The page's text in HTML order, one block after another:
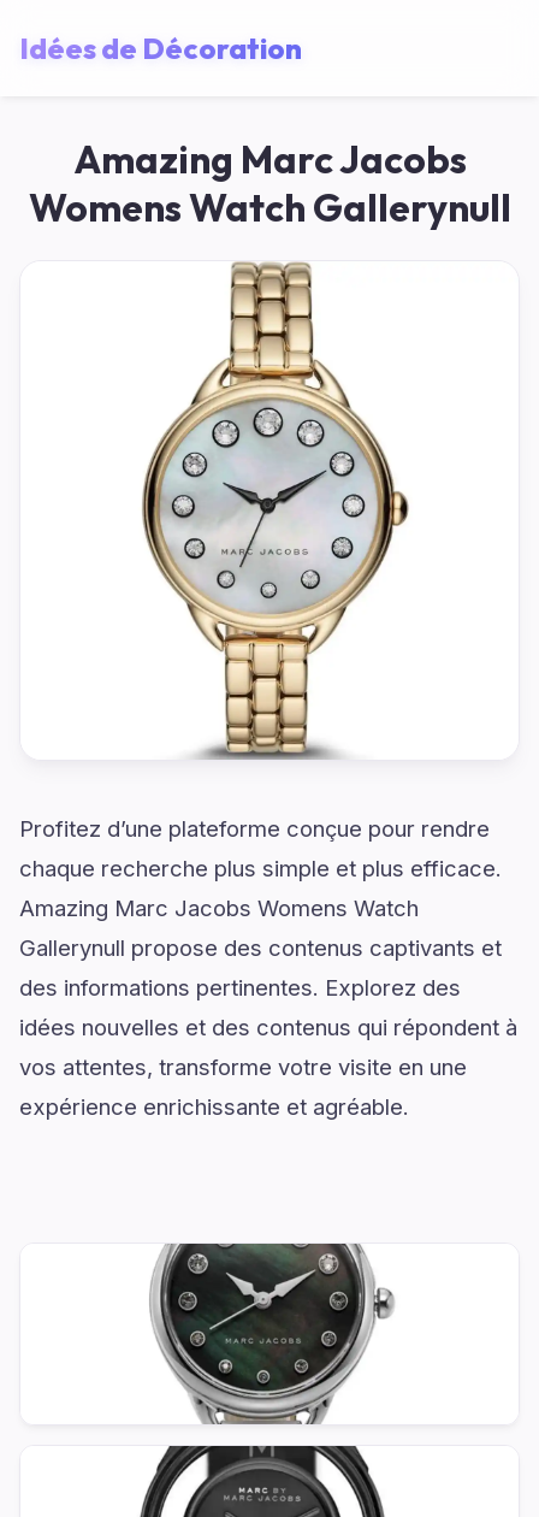
Idées de Décoration
Amazing Marc Jacobs
Womens Watch Gallerynull
Profitez d’une plateforme conçue pour rendre
chaque recherche plus simple et plus efficace.
Amazing Marc Jacobs Womens Watch
Gallerynull propose des contenus captivants et
des informations pertinentes. Explorez des
idées nouvelles et des contenus qui répondent à
vos attentes, transforme votre visite en une
expérience enrichissante et agréable.